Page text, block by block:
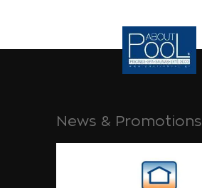
News & Promotions